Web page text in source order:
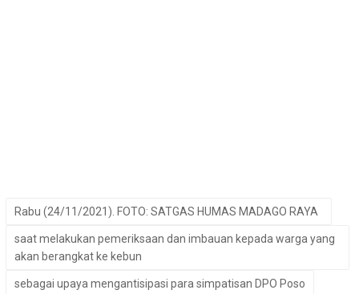
Rabu (24/11/2021). FOTO: SATGAS HUMAS MADAGO RAYA
saat melakukan pemeriksaan dan imbauan kepada warga yang
akan berangkat ke kebun
sebagai upaya mengantisipasi para simpatisan DPO Poso